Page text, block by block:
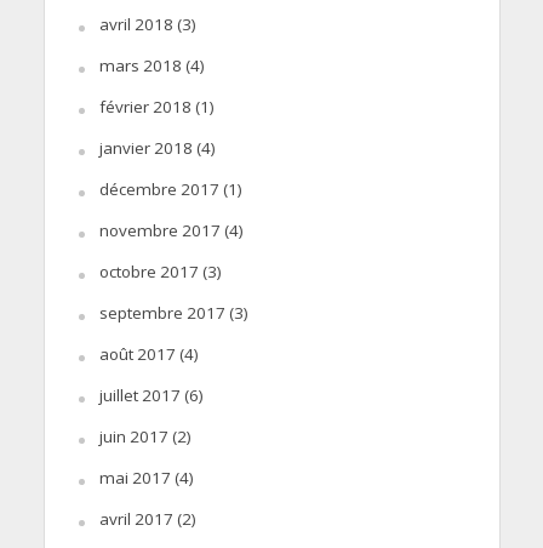
avril 2018 (3)
mars 2018 (4)
février 2018 (1)
janvier 2018 (4)
décembre 2017 (1)
novembre 2017 (4)
octobre 2017 (3)
septembre 2017 (3)
août 2017 (4)
juillet 2017 (6)
juin 2017 (2)
mai 2017 (4)
avril 2017 (2)